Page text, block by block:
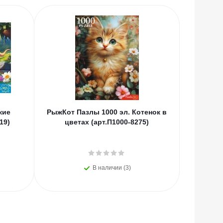
РыжКот Пазлы 1000 эл. Котенок в
цветах (арт.П1000-8275)
В наличии (3)